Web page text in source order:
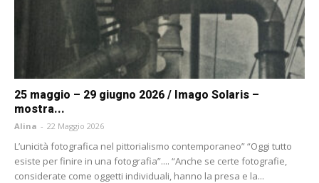
25 maggio – 29 giugno 2026 / Imago Solaris –
mostra...
Alina - 22 Maggio 2026
L’unicità fotografica nel pittorialismo contemporaneo” “Oggi tutto
esiste per finire in una fotografia”.... “Anche se certe fotografie,
considerate come oggetti individuali, hanno la presa e la...